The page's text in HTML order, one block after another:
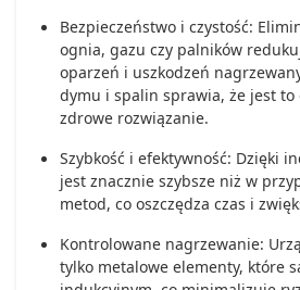
Bezpieczeństwo i czystość:
ognia, gazu czy palników
oparzeń i uszkodzeń
dymu i spalin sprawia, że jest to
zdrowe rozwiązanie.
Szybkość i efektywność: Dzięki
jest znacznie szybsze niż w
metod, co oszczędza czas i
Kontrolowane nagrzewanie:
tylko metalowe elementy, które